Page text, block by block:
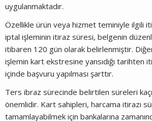
uygulanmaktadır.
Özellikle ürün veya hizmet teminiyle ilgili
iptal işleminin itiraz süresi, belgenin
itibaren 120 gün olarak belirlenmiştir.
işlemin kart ekstresine yansıdığı tarihten
içinde başvuru yapılması şarttır.
Ters ibraz sürecinde belirtilen süreleri
önemlidir. Kart sahipleri, harcama itirazı
tamamlayabilmek için bankalarına